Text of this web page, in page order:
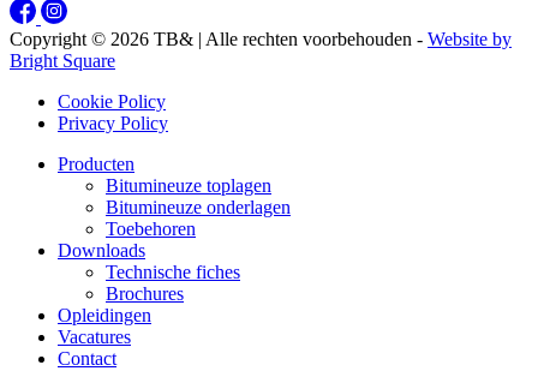
Copyright © 2026 TB& | Alle rechten voorbehouden - Website by
Bright Square
Cookie Policy
Privacy Policy
Producten
Bitumineuze toplagen
Bitumineuze onderlagen
Toebehoren
Downloads
Technische fiches
Brochures
Opleidingen
Vacatures
Contact